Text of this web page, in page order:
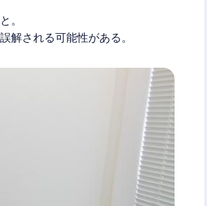
。
解される可能性がある。